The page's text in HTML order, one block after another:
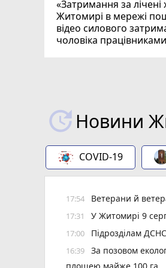
«Затримання за лічені
Житомирі в мережі
відео силового
чоловіка
Новини
COVID-19
17:54 Ветерани й
17:31 У Житомирі 9
17:00 Підрозділам
16:39
За позовом